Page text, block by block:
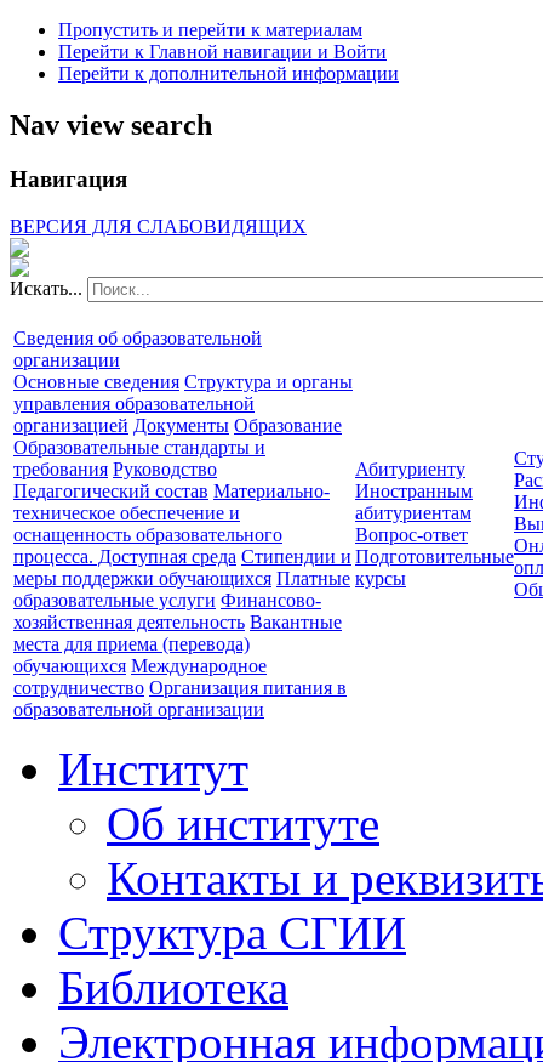
Пропустить и перейти к материалам
Перейти к Главной навигации и Войти
Перейти к дополнительной информации
Nav view search
Навигация
ВЕРСИЯ ДЛЯ СЛАБОВИДЯЩИХ
Искать...
Сведения об образовательной
организации
Основные сведения Структура и органы
управления образовательной
организацией Документы Образование
Образовательные стандарты и
требования Руководство
Педагогический состав Материально-
техническое обеспечение и
оснащенность образовательного
процесса. Доступная среда Стипендии и
меры поддержки обучающихся Платные
образовательные услуги Финансово-
хозяйственная деятельность Вакантные
места для приема (перевода)
обучающихся Международное
сотрудничество Организация питания в
образовательной организации
Абитуриенту
Иностранным
абитуриентам
Вопрос-ответ
Подготовительные
курсы
Институт
Об институте
Контакты и
Структура СГИИ
Библиотека
Электронная